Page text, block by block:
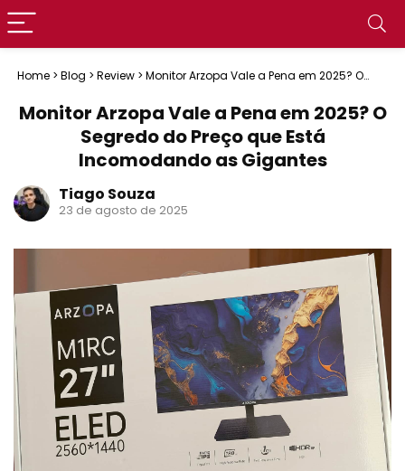
Home > Blog > Review > Monitor Arzopa Vale a Pena em 2025? O
Monitor Arzopa Vale a Pena em 2025? O
Segredo do Preço que Está
Incomodando as Gigantes
Tiago Souza
23 de agosto de 2025